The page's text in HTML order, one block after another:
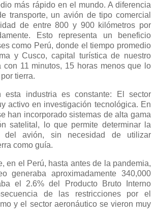
más rápido en el mundo. A diferencia
transporte, un avión de tipo comercial
de entre 800 y 900 kilómetros por
Esto representa un beneficio
como Perú, donde el tiempo promedio
y Cusco, capital turística de nuestro
con 11 minutos, 15 horas menos que lo
tierra.
esta industria es constante: El sector
activo en investigación tecnológica. En
han incorporado sistemas de alta gama
satelital, lo que permite determinar la
del avión, sin necesidad de utilizar
como guía.
en el Perú, hasta antes de la pandemia,
generaba aproximadamente 340,000
el 2.6% del Producto Bruto Interno
de las restricciones por el
y el sector aeronáutico se vieron muy